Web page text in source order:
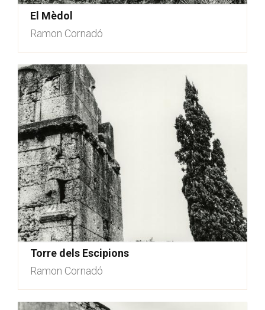
El Mèdol
Ramon Cornadó
Torre dels Escipions
Ramon Cornadó